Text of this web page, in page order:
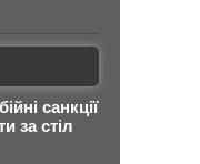
санкції
за стіл